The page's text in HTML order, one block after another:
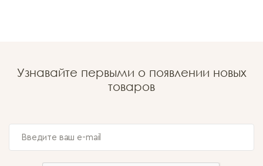
Узнавайте первыми о появлении новых
товаров